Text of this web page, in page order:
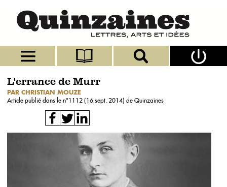
L'errance de Murr
PAR CHRISTIAN MOUZE
Article publié dans le n°1112 (16 sept. 2014) de Quinzaines